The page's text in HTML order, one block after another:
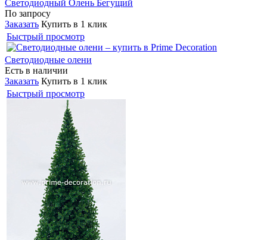
Светодиодный Олень Бегущий
По запросу
Заказать Купить в 1 клик
Быстрый просмотр
Светодиодные олени
Есть в наличии
Заказать Купить в 1 клик
Быстрый просмотр